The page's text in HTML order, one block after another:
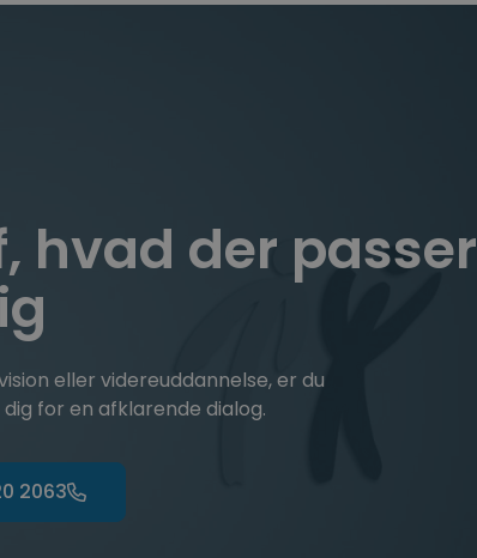
hvad der passer
eller videreuddannelse, er du
for en afklarende dialog.
2063